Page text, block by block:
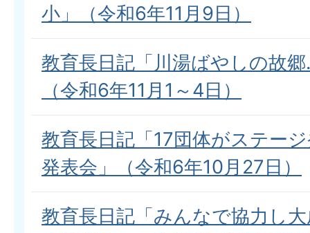
小」（令和6年11月9日）
教育長日記「川湯ばやしの故
（令和6年11月1～4日）
教育長日記「17団体がステー
発表会」（令和6年10月27日）
教育長日記「みんなで協力し